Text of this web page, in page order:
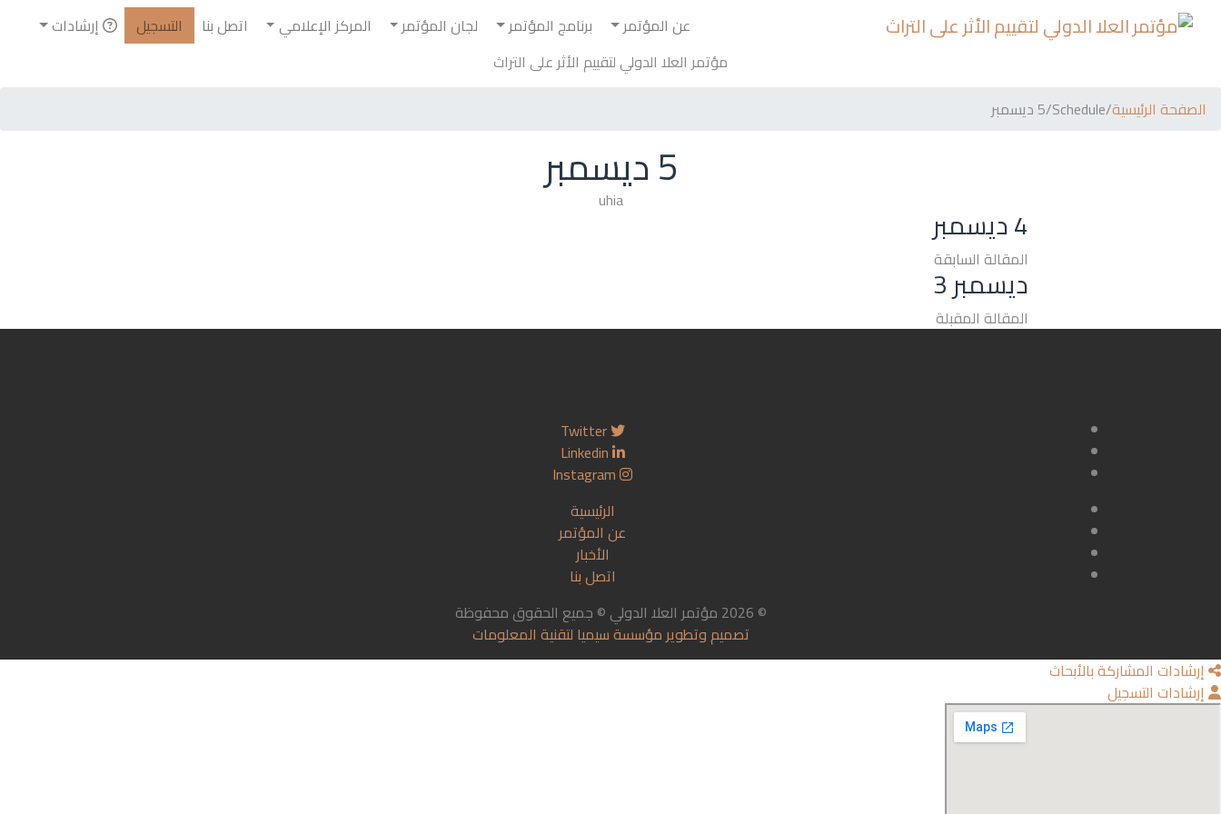
عن المؤتمر برنامج المؤتمر لجان المؤتمر المركز الإعلامي اتصل بنا التسجيل
إرشادات
مؤتمر العلا الدولي لتقييم الأثر على التراث
الصفحة الرئيسية/
Schedule
/5 ديسمبر
5 ديسمبر uhia
4 ديسمبر
المقالة السابقة
ديسمبر 3
المقالة المقبلة
Twitter
Linkedin
Instagram
الرئيسية
عن المؤتمر
الأخبار
اتصل بنا
© 2026 مؤتمر العلا الدولي © جميع الحقوق محفوظة
تصميم وتطوير مؤسسة سيميا لتقنية المعلومات
إرشادات المشاركة بالأبحاث
إرشادات التسجيل